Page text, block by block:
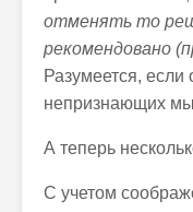
отменять то
рекомендовано
Разумеется, если
непризнающих
А теперь
С учетом